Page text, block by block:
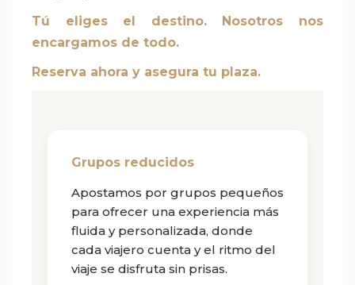
Tú eliges el destino. Nosotros nos
encargamos de todo.
Reserva ahora y asegura tu plaza.
Grupos reducidos
Apostamos por grupos pequeños
para ofrecer una experiencia más
fluida y personalizada, donde
cada viajero cuenta y el ritmo del
viaje se disfruta sin prisas.